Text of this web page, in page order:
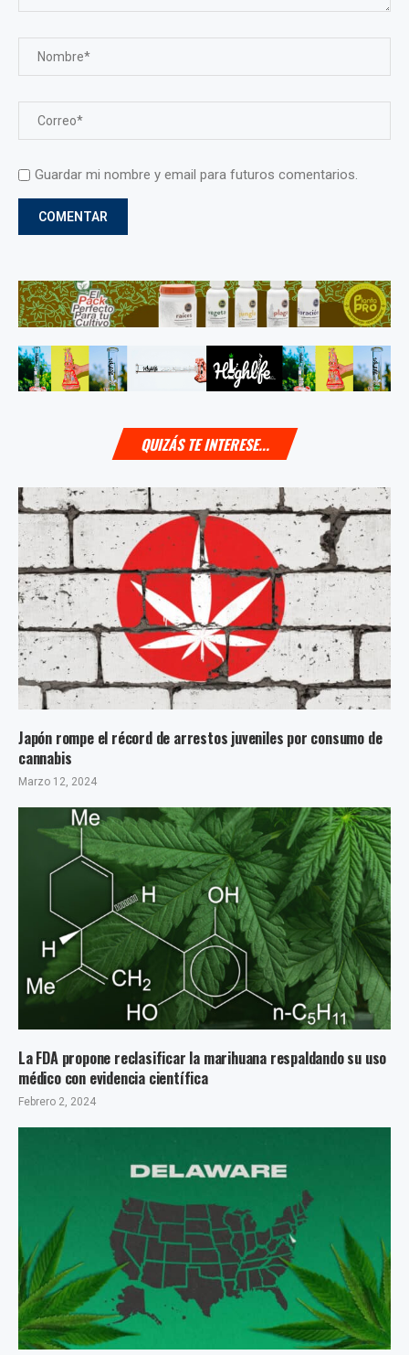
Guardar mi nombre y email para futuros comentarios.
QUIZÁS TE INTERESE...
Japón rompe el récord de arrestos juveniles por consumo de
cannabis
Marzo 12, 2024
La FDA propone reclasificar la marihuana respaldando su uso
médico con evidencia científica
Febrero 2, 2024